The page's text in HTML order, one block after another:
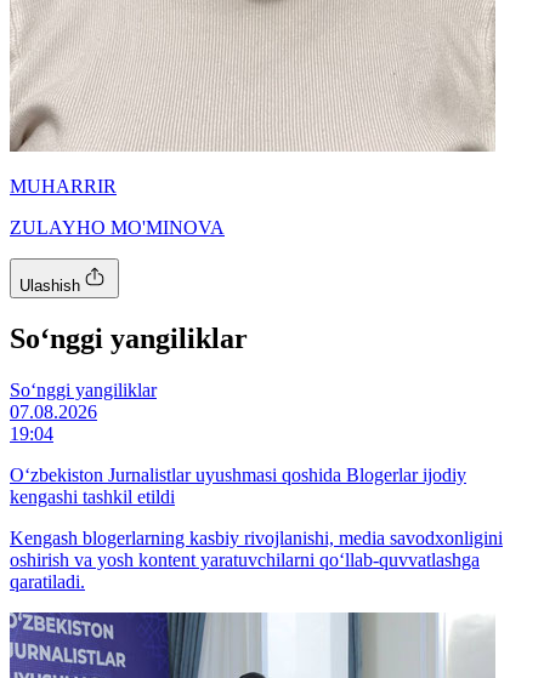
MUHARRIR
ZULAYHO MO'MINOVA
Ulashish
So‘nggi yangiliklar
So‘nggi yangiliklar
07.08.2026
19:04
O‘zbekiston Jurnalistlar uyushmasi qoshida Blogerlar ijodiy
kengashi tashkil etildi
Kengash blogerlarning kasbiy rivojlanishi, media savodxonligini
oshirish va yosh kontent yaratuvchilarni qo‘llab-quvvatlashga
qaratiladi.